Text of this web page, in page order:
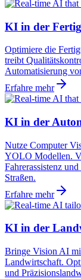
KI in der
Optimiere die
treibt
Automatisierung
Erfahre mehr
KI in der
Nutze Computer
YOLO Modellen.
Fahrerassistenz
Straßen.
Erfahre mehr
KI in der
Bringe Vision AI
Landwirtschaft.
und